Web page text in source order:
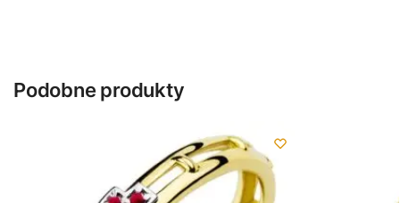
Podobne produkty